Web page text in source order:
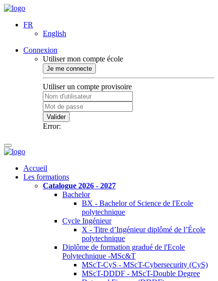
FR
English
Connexion
Utiliser mon compte école
Je me connecte
Utiliser un compte provisoire
Valider
Error:
Accueil
Les formations
Catalogue 2026 - 2027
Bachelor
BX - Bachelor of Science de l'Ecole
polytechnique
Cycle Ingénieur
X - Titre d’Ingénieur diplômé de l’École
polytechnique
Diplôme de formation gradué de l'Ecole
Polytechnique -MSc&T
MScT-CyS - MScT-Cybersecurity (CyS)
MScT-DDDF - MScT-Double Degree